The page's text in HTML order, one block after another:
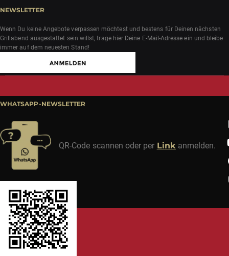
NEWSLETTER
Wenn Du keine Angebote verpassen möchtest und bestens für Deinen nächsten
Grillabend ausgestattet sein willst, trage hier Deine E-Mail-Adresse ein und bleibe
immer auf dem neuesten Stand!
WHATSAPP-NEWSLETTER
QR-Code scannen oder per Linkanmelden.